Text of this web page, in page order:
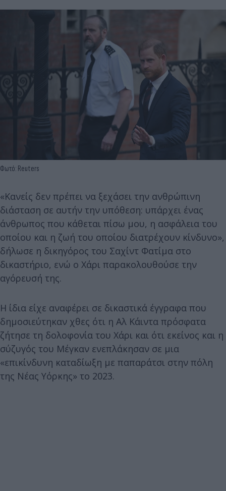
Φωτό: Reuters
«Κανείς δεν πρέπει να ξεχάσει την ανθρώπινη
διάσταση σε αυτήν την υπόθεση: υπάρχει ένας
άνθρωπος που κάθεται πίσω μου, η ασφάλεια του
οποίου και η ζωή του οποίου διατρέχουν κίνδυνο»,
δήλωσε η δικηγόρος του Σαχίντ Φατίμα στο
δικαστήριο, ενώ ο Χάρι παρακολουθούσε την
αγόρευσή της.
Η ίδια είχε αναφέρει σε δικαστικά έγγραφα που
δημοσιεύτηκαν χθες ότι η Αλ Κάιντα πρόσφατα
ζήτησε τη δολοφονία του Χάρι και ότι εκείνος και η
σύζυγός του Μέγκαν ενεπλάκησαν σε μια
«επικίνδυνη καταδίωξη με παπαράτσι στην πόλη
της Νέας Υόρκης» το 2023.